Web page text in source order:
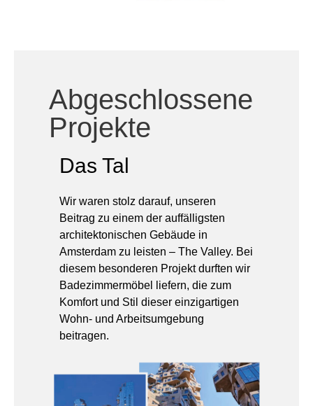
Das Tal
Beitrag zu einem der auffälligsten
Amsterdam zu leisten – The Valley. Bei
diesem besonderen Projekt durften wir
Badezimmermöbel liefern, die zum
Komfort und Stil dieser einzigartigen
Wohn- und Arbeitsumgebung
beitragen.